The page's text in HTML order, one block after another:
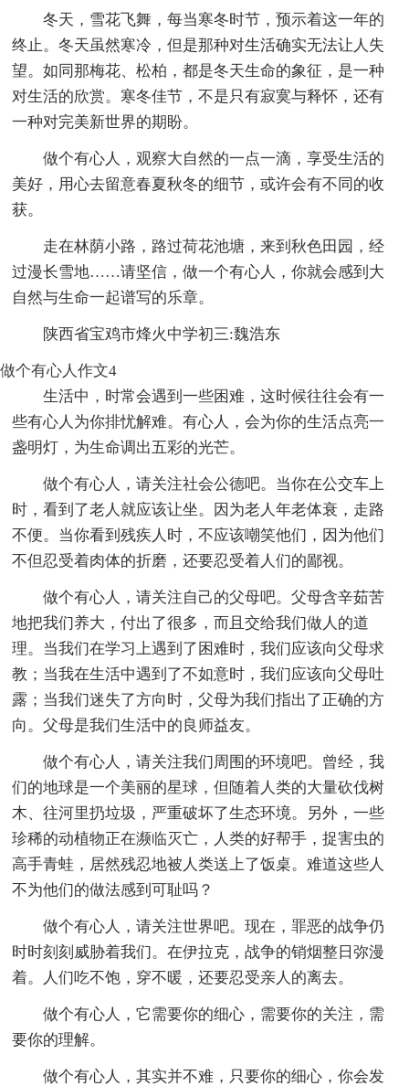
冬天，雪花飞舞，每当寒冬时节，预示着这一年的
终止。冬天虽然寒冷，但是那种对生活确实无法让人失
望。如同那梅花、松柏，都是冬天生命的象征，是一种
对生活的欣赏。寒冬佳节，不是只有寂寞与释怀，还有
一种对完美新世界的期盼。
做个有心人，观察大自然的一点一滴，享受生活的
美好，用心去留意春夏秋冬的细节，或许会有不同的收
获。
走在林荫小路，路过荷花池塘，来到秋色田园，经
过漫长雪地……请坚信，做一个有心人，你就会感到大
自然与生命一起谱写的乐章。
陕西省宝鸡市烽火中学初三:魏浩东
做个有心人作文4
生活中，时常会遇到一些困难，这时候往往会有一
些有心人为你排忧解难。有心人，会为你的生活点亮一
盏明灯，为生命调出五彩的光芒。
做个有心人，请关注社会公德吧。当你在公交车上
时，看到了老人就应该让坐。因为老人年老体衰，走路
不便。当你看到残疾人时，不应该嘲笑他们，因为他们
不但忍受着肉体的折磨，还要忍受着人们的鄙视。
做个有心人，请关注自己的父母吧。父母含辛茹苦
地把我们养大，付出了很多，而且交给我们做人的道
理。当我们在学习上遇到了困难时，我们应该向父母求
教；当我在生活中遇到了不如意时，我们应该向父母吐
露；当我们迷失了方向时，父母为我们指出了正确的方
向。父母是我们生活中的良师益友。
做个有心人，请关注我们周围的环境吧。曾经，我
们的地球是一个美丽的星球，但随着人类的大量砍伐树
木、往河里扔垃圾，严重破坏了生态环境。另外，一些
珍稀的动植物正在濒临灭亡，人类的好帮手，捉害虫的
高手青蛙，居然残忍地被人类送上了饭桌。难道这些人
不为他们的做法感到可耻吗？
做个有心人，请关注世界吧。现在，罪恶的战争仍
时时刻刻威胁着我们。在伊拉克，战争的销烟整日弥漫
着。人们吃不饱，穿不暖，还要忍受亲人的离去。
做个有心人，它需要你的细心，需要你的关注，需
要你的理解。
做个有心人，其实并不难，只要你的细心，你会发